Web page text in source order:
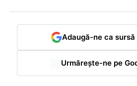
Adaugă-ne ca
Urmărește-ne pe